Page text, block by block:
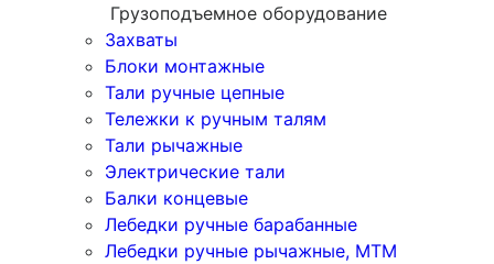
Грузоподъемное оборудование
Захваты
Блоки монтажные
Тали ручные цепные
Тележки к ручным талям
Тали рычажные
Электрические тали
Балки концевые
Лебедки ручные барабанные
Лебедки ручные рычажные, МТМ